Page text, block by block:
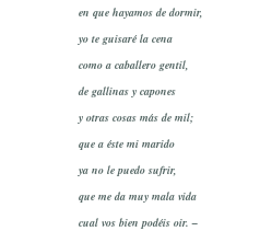
en que hayamos de dormir,
yo te guisaré la cena
como a caballero gentil,
de gallinas y capones
y otras cosas más de mil;
que a éste mi marido
ya no le puedo sufrir,
que me da muy mala vida
cual vos bien podéis oir. –